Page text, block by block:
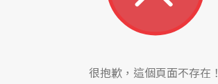
很抱歉，這個頁面不存在！